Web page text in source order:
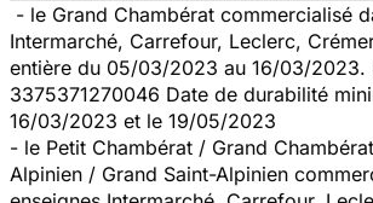
- le Grand Chambérat commercialisé
Intermarché, Carrefour, Leclerc,
entière du 05/03/2023 au 16/03/2023.
3375371270046 Date de durabilité
16/03/2023 et le 19/05/2023
- le Petit Chambérat / Grand
Alpinien / Grand Saint-Alpinien